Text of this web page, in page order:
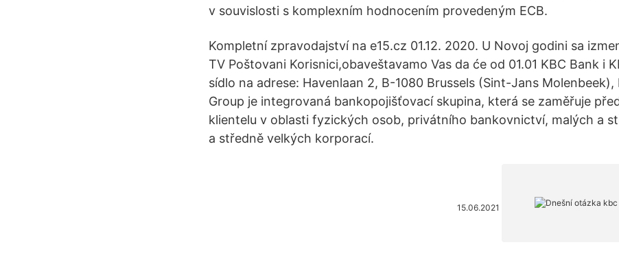
v souvislosti s komplexním hodnocením provedeným ECB.
Kompletní zpravodajství na e15.cz 01.12. 2020. U Novoj godini sa
TV Poštovani Korisnici,obaveštavamo Vas da će od 01.01 KBC Bank i
sídlo na adrese: Havenlaan 2, B-1080 Brussels (Sint-Jans Molenbeek),
Group je integrovaná bankopojišťovací skupina, která se zaměřuje
klientelu v oblasti fyzických osob, privátního bankovnictví, malých a
a středně velkých korporací.
15.06.2021